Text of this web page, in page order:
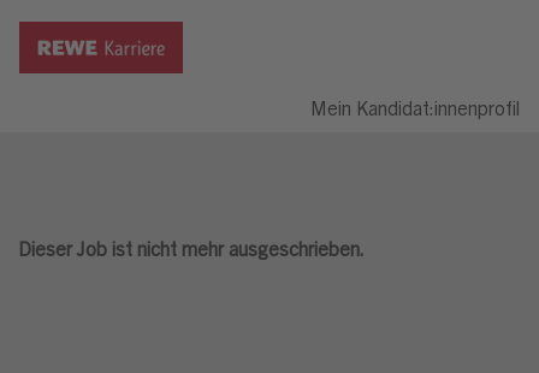
Mein Kandidat:innenprofil
Dieser Job ist nicht mehr ausgeschrieben.